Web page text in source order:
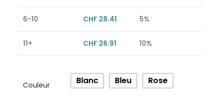
6-10 CHF 28.41 5%
11+ CHF 26.91 10%
Couleur Blanc Bleu Rose